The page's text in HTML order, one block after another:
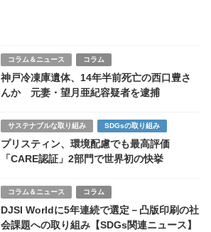
コラム＆ニュース コラム
神戸冷凍庫遺体、14年半前死亡の西口豊さ
んか 元妻・望月亜紀容疑者を逮捕
サステナブルな取り組み SDGsの取り組み
プリスティン、環境配慮でも最高評価
「CARE認証」2部門で世界初の快挙
コラム＆ニュース コラム
DJSI Worldに5年連続で選定－凸版印刷の社
会課題への取り組み【SDGs関連ニュース】